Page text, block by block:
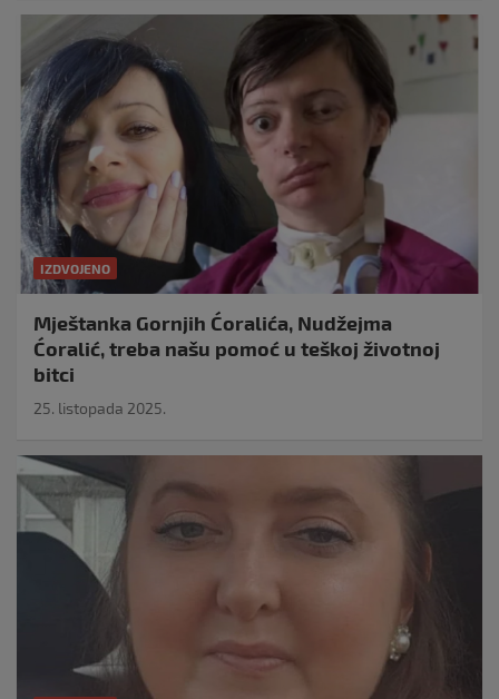
IZDVOJENO
Mještanka Gornjih Ćoralića, Nudžejma
Ćoralić, treba našu pomoć u teškoj životnoj
bitci
25. listopada 2025.